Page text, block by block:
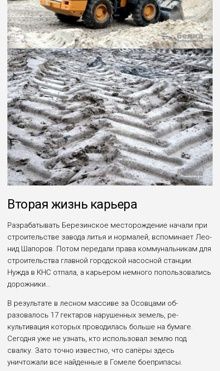
Вторая жизнь карьера
Разрабатывать Бере­зинское месторождение начали при
строитель­стве завода литья и нор­малей, вспоминает Лео­
нид Шапоров. Потом пе­редали права коммуналь­никам для
строительства главной городской насо­сной станции.
Нужда в КНС отпала, а карьером немного попользовались
дорожники…
В результате в лесном массиве за Осовцами об­
разовалось 17 гектаров нарушенных земель, ре­
культивация которых про­водилась больше на бума­ге.
Сегодня уже не узнать, кто использовал землю под
свалку. Зато точно из­вестно, что сапёры здесь
уничтожали все найден­ные в Гомеле боеприпасы.